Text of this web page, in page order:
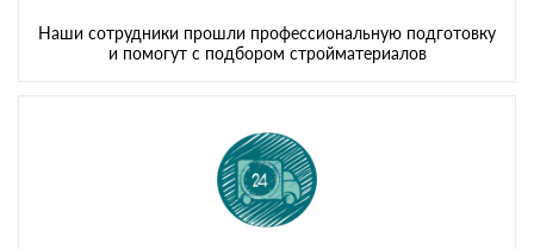
Наши сотрудники прошли профессиональную подготовку
и помогут с подбором стройматериалов